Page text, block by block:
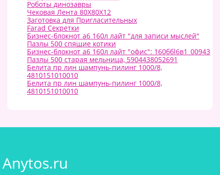
Роботы динозавры
Чековая Лента 80Х80Х12
Заготовка для Пригласительных
Farad Секретки
Бизнес-блокнот а6 160л лайт "для записи мыслей"
Пазлы 500 спящие котики
Бизнес-блокнот а6 160л лайт "офис": 160ббl6в1_00943
Пазлы 500 старая мельница, 5904438052691
Белита пр лин шампунь-пилинг 1000/8,
4810151010010
Белита пр лин шампунь-пилинг 1000/8,
4810151010010
Anytos.ru